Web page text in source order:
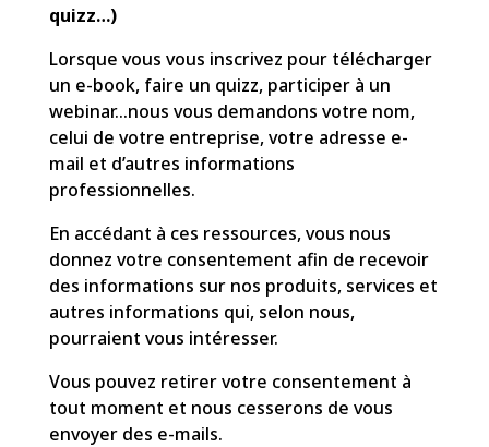
quizz…)
Lorsque vous vous inscrivez pour télécharger
un e-book, faire un quizz, participer à un
webinar…nous vous demandons votre nom,
celui de votre entreprise, votre adresse e-
mail et d’autres informations
professionnelles.
En accédant à ces ressources, vous nous
donnez votre consentement afin de recevoir
des informations sur nos produits, services et
autres informations qui, selon nous,
pourraient vous intéresser.
Vous pouvez retirer votre consentement à
tout moment et nous cesserons de vous
envoyer des e-mails.